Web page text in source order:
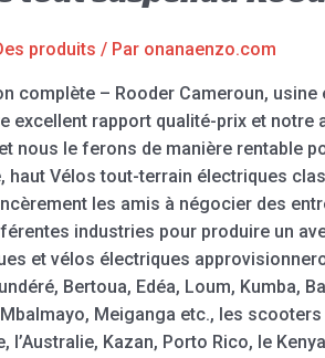
produits / Par onanaenzo.com
complète – Rooder Cameroun,
excellent rapport qualité-prix et
nous le ferons de manière rentable
haut Vélos tout-terrain électriques
les amis à négocier des
industries pour produire un
et vélos électriques
Bertoua, Edéa, Loum, Kumba,
Meiganga etc., les
l’Australie, Kazan, Porto Rico, le